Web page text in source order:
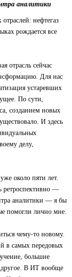
аналитики
нефтегаз
рождается все
отрасль сейчас
Для нас
устаревших
По сути,
созданием новых
И здесь
делу,
около пяти лет.
ретроспективно —
аналитики — я бы
помогли лично мне.
чему-то новому.
в самых передовых
большие
другое. В ИТ вообще